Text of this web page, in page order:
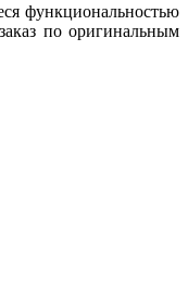
функциональностью
по оригинальным